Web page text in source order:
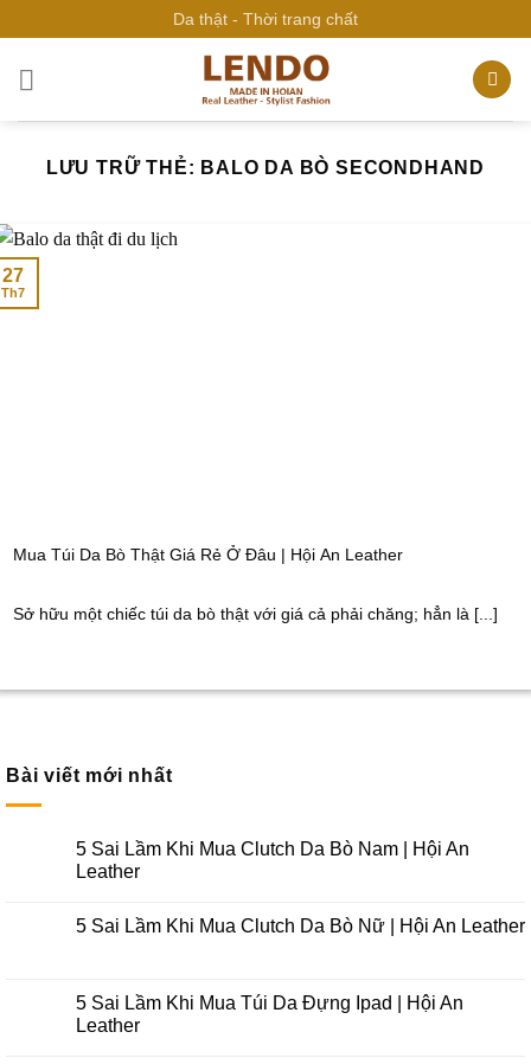
qua
nội
Da thật - Thời trang chất
LƯU TRỮ THẺ: BALO DA BÒ SECONDHAND
Mua Túi Da Bò Thật Giá Rẻ Ở Đâu | Hội An Leather
Sở hữu một chiếc túi da bò thật với giá cả phải chăng; hẳn là [...]
27
Th7
Bài viết mới nhất
5 Sai Lầm Khi Mua Clutch Da Bò Nam | Hội An
Leather
5 Sai Lầm Khi Mua Clutch Da Bò Nữ | Hội An Leather
5 Sai Lầm Khi Mua Túi Da Đựng Ipad | Hội An
Leather